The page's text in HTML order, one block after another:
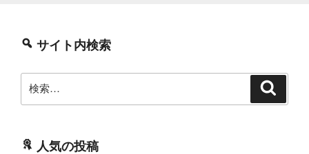
サイト内検索
索:
人気の投稿